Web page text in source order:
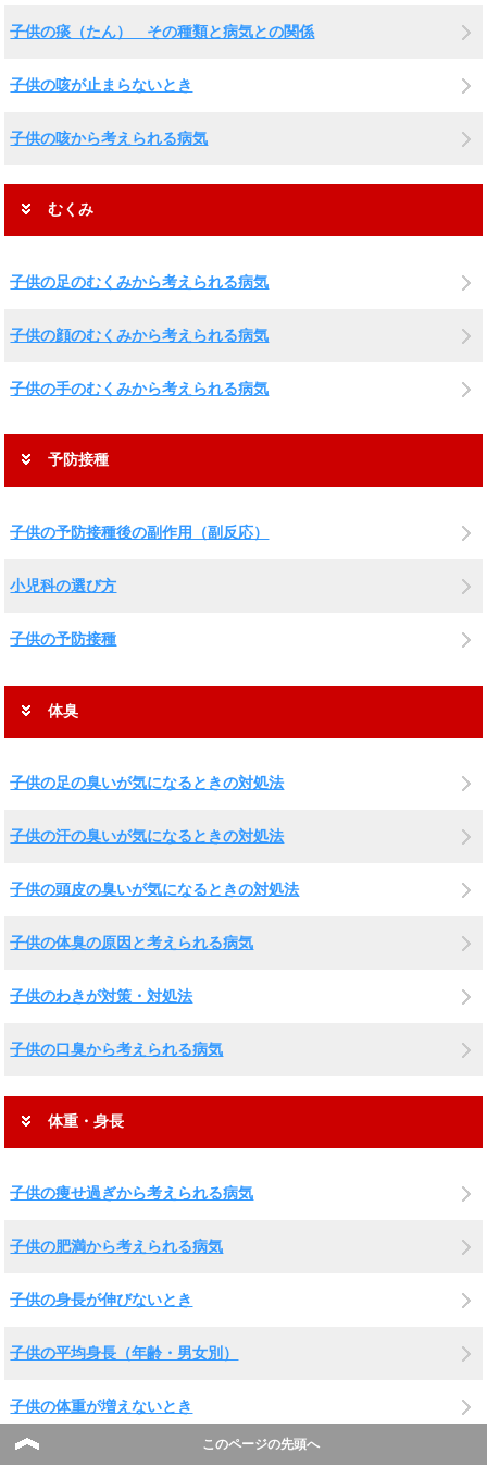
子供の痰（たん） その種類と病気との関係
子供の咳が止まらないとき
子供の咳から考えられる病気
むくみ
子供の足のむくみから考えられる病気
子供の顔のむくみから考えられる病気
子供の手のむくみから考えられる病気
予防接種
子供の予防接種後の副作用（副反応）
小児科の選び方
子供の予防接種
体臭
子供の足の臭いが気になるときの対処法
子供の汗の臭いが気になるときの対処法
子供の頭皮の臭いが気になるときの対処法
子供の体臭の原因と考えられる病気
子供のわきが対策・対処法
子供の口臭から考えられる病気
体重・身長
子供の痩せ過ぎから考えられる病気
子供の肥満から考えられる病気
子供の身長が伸びないとき
子供の平均身長（年齢・男女別）
子供の体重が増えないとき
このページの先頭へ